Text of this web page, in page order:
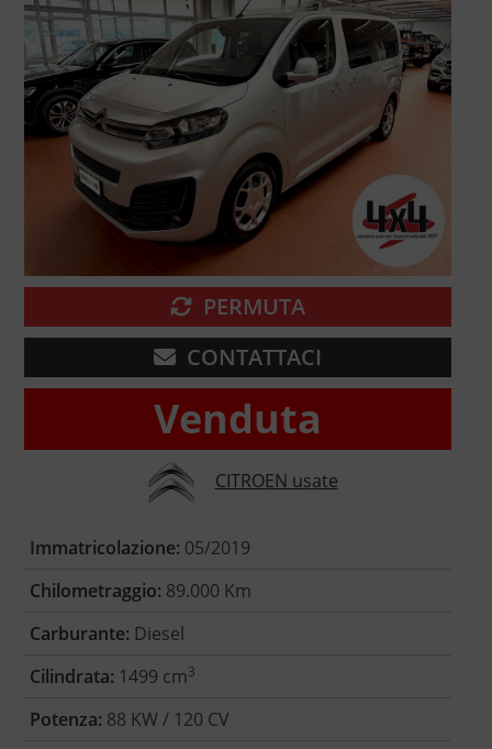
🔍
PERMUTA
CONTATTACI
Venduta
CITROEN usate
Immatricolazione: 05/2019
Chilometraggio: 89.000 Km
Carburante: Diesel
Cilindrata: 1499 cm3
Potenza: 88 KW / 120 CV